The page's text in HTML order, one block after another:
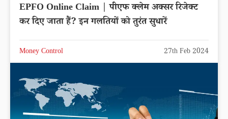
EPFO Online Claim | पीएफ क्लेम अक्सर रिजेक्ट
कर दिए जाता हैं? इन गलतियों को तुरंत सुधारें
Money Control 27th Feb 2024